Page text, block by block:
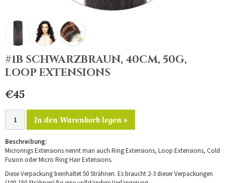
#1B SCHWARZBRAUN, 40CM, 50G,
LOOP EXTENSIONS
€45
In den Warenkorb legen »
Beschreibung:
Microrings Extensions nennt man auch Ring Extensions, Loop Extensions, Cold
Fusion oder Micro Ring Hair Extensions.
Diese Verpackung beinhaltet 50 Strähnen. Es braucht 2-3 dieser Verpackungen